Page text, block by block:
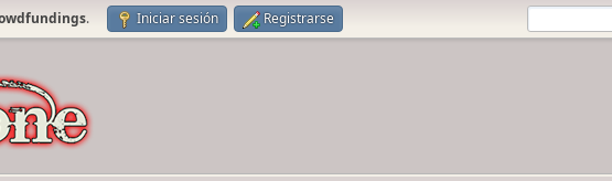
. Iniciar sesión Registrarse